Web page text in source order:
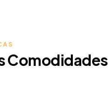
Comodidades